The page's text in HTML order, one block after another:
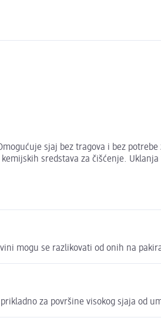
sjaj bez tragova i bez
sredstava za čišćenje.
mogu se razlikovati od onih na
za površine visokog sjaja od